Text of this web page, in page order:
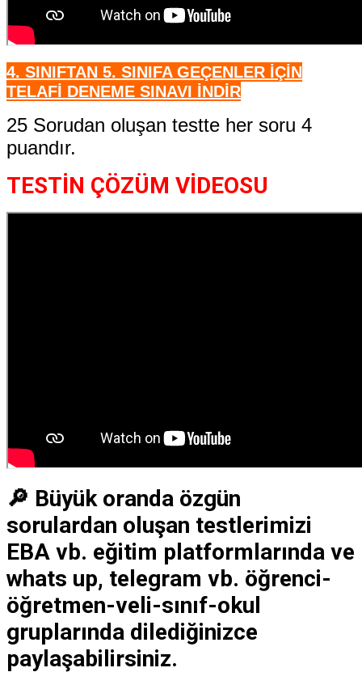
4. SINIFTAN 5. SINIFA GEÇENLER İÇİN
TELAFİ DENEME SINAVI İNDİR
25 Sorudan oluşan testte her soru 4
puandır.
TESTİN ÇÖZÜM VİDEOSU
🔎 Büyük oranda özgün
sorulardan oluşan testlerimizi
EBA vb. eğitim platformlarında ve
whats up, telegram vb. öğrenci-
öğretmen-veli-sınıf-okul
gruplarında dilediğinizce
paylaşabilirsiniz.